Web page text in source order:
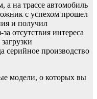
а на трассе автомобиль
с успехом прошел
и получил
отсутствия интереса
серийное производство